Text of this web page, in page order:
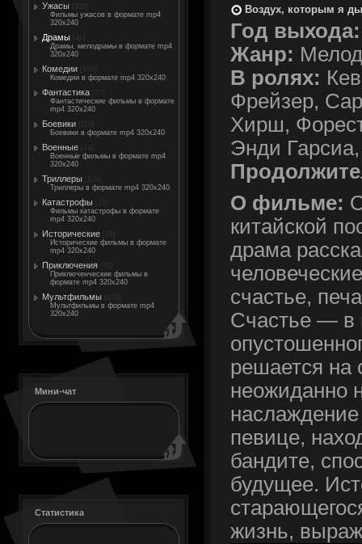
Ужасы
Фильмы ужасов в формате mp4
320x240
Драмы
Драмы, мелодрамы в формате mp4
320x240
Комедии
Комедии в формате mp4 320x240
Фантастика
Фантастические фильмы в формате
mp4 320x240
Боевики
Боевики в формате mp4 320x240
Военные
Военные фильмы в формате mp4
320x240
Триллеры
Триллеры в формате mp4 320x240
Катастрофы
Фильмы катастрофы в формате
mp4 320x240
Исторические
Исторические фильмы в формате
mp4 320x240
Приключения
Приключенческие фильмы в
формате mp4 320x240
Мультфильмы
Мультфильмы в формате mp4
320x240
Мини-чат
Статистика
Воздух, которым я
Год выхода:
Жанр:
В ролях:
Фрейзер,
Хирш,
Энди Гарсиа,
О фильме:
китайской
драма
счастье,
Счастье — в
решается на
неожиданно
певице,
бандите,
будущее.
жизнь,